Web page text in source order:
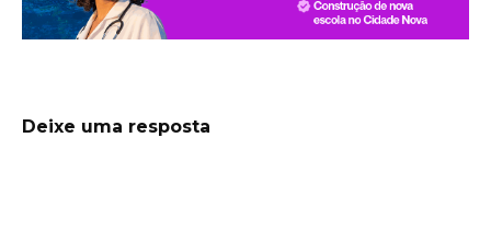
Deixe uma resposta